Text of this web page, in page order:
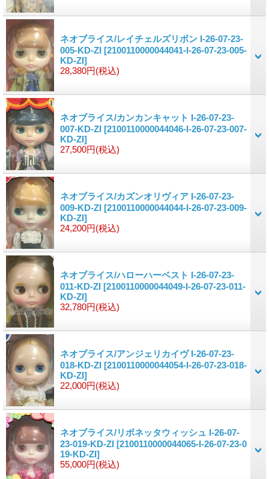
ネオブライス/レイチェルズリボン I-26-07-23-
005-KD-ZI [2100110000044041-I-26-07-23-005-
KD-ZI]
28,380円(税込)
ネオブライス/カンカンキャット I-26-07-23-
007-KD-ZI [2100110000044046-I-26-07-23-007-
KD-ZI]
27,500円(税込)
ネオブライス/カズンオリヴィア I-26-07-23-
009-KD-ZI [2100110000044044-I-26-07-23-009-
KD-ZI]
24,200円(税込)
ネオブライス/ハローハーベスト I-26-07-23-
011-KD-ZI [2100110000044049-I-26-07-23-011-
KD-ZI]
32,780円(税込)
ネオブライス/アンジェリカイヴ I-26-07-23-
018-KD-ZI [2100110000044054-I-26-07-23-018-
KD-ZI]
22,000円(税込)
ネオブライス/リボネッタウィッシュ I-26-07-
23-019-KD-ZI [2100110000044065-I-26-07-23-0
19-KD-ZI]
55,000円(税込)